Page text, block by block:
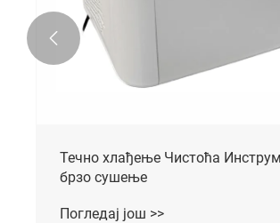
Течно хлађење Чистоћа
брзо сушење
Погледај још >>
